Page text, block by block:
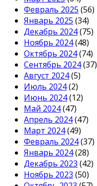
Февраль 2025 (56)
Январь 2025 (34)
Декабрь 2024(75)
Ноябрь 2024(48)
Октябрь 2024(74)
Сентябрь 2024(37)
Август 2024(5)
Июль 2024(2)
Июнь 2024(12)
Май 2024(47)
Апрель 2024(47)
Март 2024(49)
Февраль 2024(37)
Январь 2024(28)
Декабрь 2023 (42)
Ноябрь 2023 (50)